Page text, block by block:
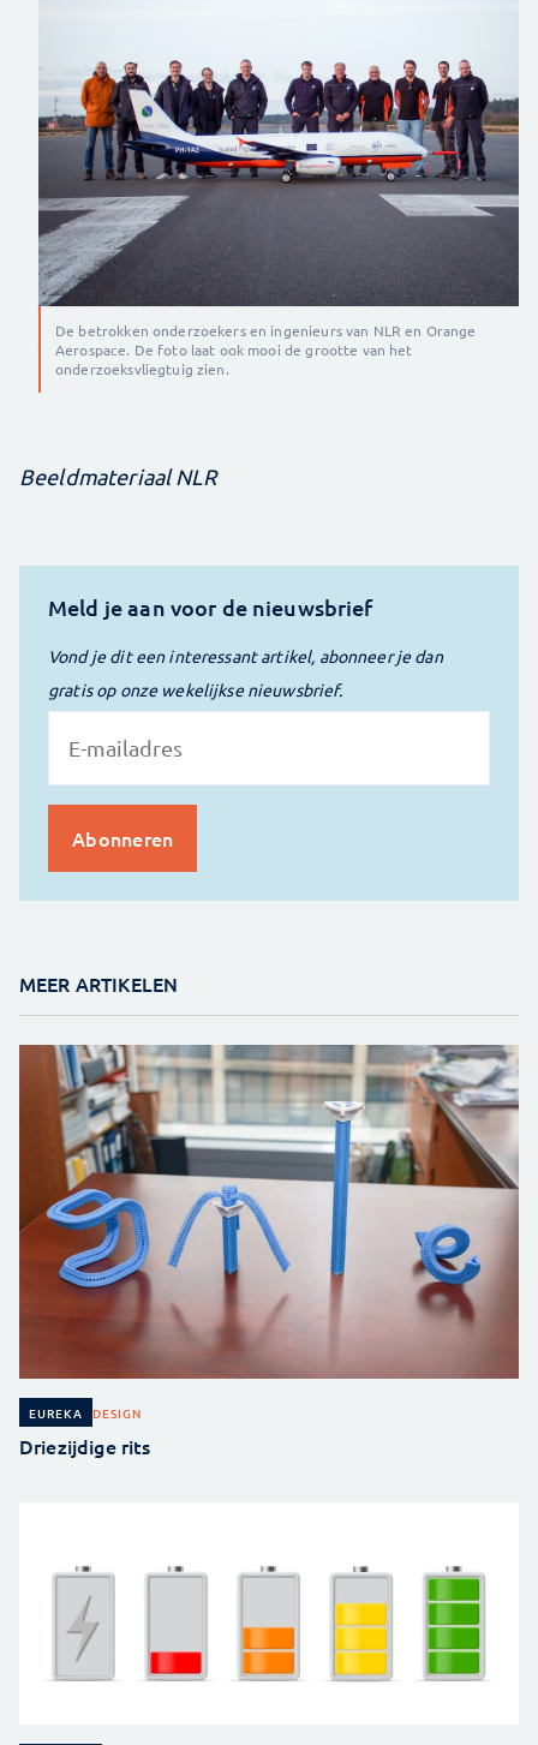
De betrokken onderzoekers en ingenieurs van NLR en Orange
Aerospace. De foto laat ook mooi de grootte van het
onderzoeksvliegtuig zien.
Beeldmateriaal NLR
Meld je aan voor de nieuwsbrief
Vond je dit een interessant artikel, abonneer je dan
gratis op onze wekelijkse nieuwsbrief.
MEER ARTIKELEN
EUREKA DESIGN
Driezijdige rits